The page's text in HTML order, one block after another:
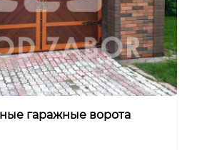
гаражные ворота